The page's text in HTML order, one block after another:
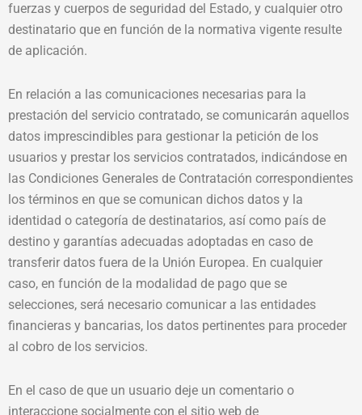
fuerzas y cuerpos de seguridad del Estado, y cualquier otro
destinatario que en función de la normativa vigente resulte
de aplicación.
En relación a las comunicaciones necesarias para la
prestación del servicio contratado, se comunicarán aquellos
datos imprescindibles para gestionar la petición de los
usuarios y prestar los servicios contratados, indicándose en
las Condiciones Generales de Contratación correspondientes
los términos en que se comunican dichos datos y la
identidad o categoría de destinatarios, así como país de
destino y garantías adecuadas adoptadas en caso de
transferir datos fuera de la Unión Europea. En cualquier
caso, en función de la modalidad de pago que se
selecciones, será necesario comunicar a las entidades
financieras y bancarias, los datos pertinentes para proceder
al cobro de los servicios.
En el caso de que un usuario deje un comentario o
interaccione socialmente con el sitio web de